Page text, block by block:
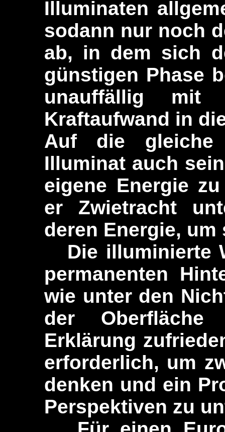
Illuminaten
sodann nur noch
ab, in dem sich
günstigen Phase
unauffällig mit
Kraftaufwand in
Auf die gleiche
Illuminat auch
eigene Energie
er Zwietracht
deren Energie, um
Die illuminierte
permanenten
wie unter den
der
Erklärung
erforderlich, um
denken und ein
Perspektiven zu